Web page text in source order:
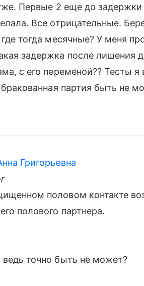
Первые 2 еще до
Все отрицательные.
тогда месячные? У меня
задержка после лишения
с его переменой?? Тесты
бракованная партия быть не
Григорьевна
половом контакте
полового партнера.
точно быть не может?